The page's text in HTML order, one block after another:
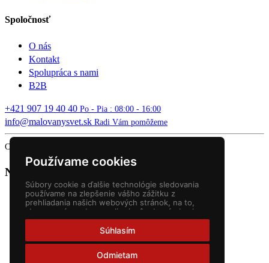
Používame cookies
Súbory cookie a ďalšie technológie sledovania
používame na zlepšenie vášho zážitku z
prehliadania našich webových stránok, na to,
aby sme vám zobrazovali prispôsobený obsah a
cielené reklamy, na analýzu návštevnosti našich
webových stránok a na pochopenie toho, odkiaľ
naši návštevníci prichádzajú.
Súhlasím
Odmietam
Spoločnosť
O nás
Kontakt
Spolupráca s nami
B2B
+421 907 19 40 40 Po - Pia : 08:00 - 16:00
info@malovanysvet.sk Radi Vám pomôžeme
Copyright © 2026 MALOVANÝ SVET. All rights reserved.
Nákupný košík